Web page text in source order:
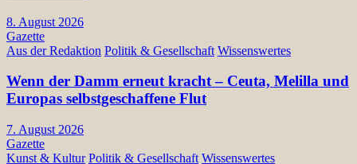
8. August 2026
Gazette
Aus der Redaktion Politik & Gesellschaft Wissenswertes
Wenn der Damm erneut kracht – Ceuta, Melilla und
Europas selbstgeschaffene Flut
7. August 2026
Gazette
Kunst & Kultur Politik & Gesellschaft Wissenswertes